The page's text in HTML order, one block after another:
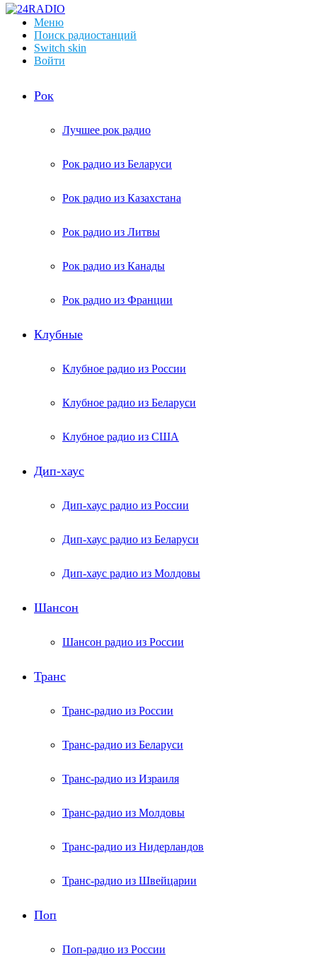
Меню
Поиск радиостанций
Switch skin
Войти
Рок
Лучшее рок радио
Рок радио из Беларуси
Рок радио из Казахстана
Рок радио из Литвы
Рок радио из Канады
Рок радио из Франции
Клубные
Клубное радио из России
Клубное радио из Беларуси
Клубное радио из США
Дип-хаус
Дип-хаус радио из России
Дип-хаус радио из Беларуси
Дип-хаус радио из Молдовы
Шансон
Шансон радио из России
Транс
Транс-радио из России
Транс-радио из Беларуси
Транс-радио из Израиля
Транс-радио из Молдовы
Транс-радио из Нидерландов
Транс-радио из Швейцарии
Поп
Поп-радио из России